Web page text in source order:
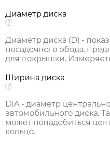
Диаметр диска
Диаметр диска (D) -
посадочного обода,
для покрышки.
Ширина диска
DIA - диаметр
автомобильного диска.
может понадобиться
кольцо.